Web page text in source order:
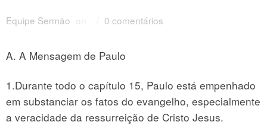
Equipe Sermão on 0 comentários
A. A Mensagem de Paulo
1.Durante todo o capítulo 15, Paulo está empenhado
em substanciar os fatos do evangelho, especialmente
a veracidade da ressurreição de Cristo Jesus.